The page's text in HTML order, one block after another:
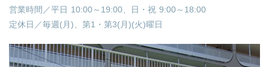
営業時間／平日 10:00～19:00、日・祝 9:00～18:00
定休日／毎週(月)、第1・第3(月)(火)曜日